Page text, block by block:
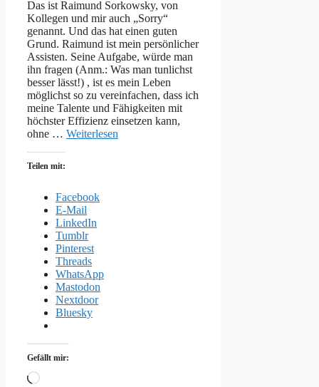
Das ist Raimund Sorkowsky, von
Kollegen und mir auch „Sorry“
genannt. Und das hat einen guten
Grund. Raimund ist mein persönlicher
Assisten. Seine Aufgabe, würde man
ihn fragen (Anm.: Was man tunlichst
besser lässt!) , ist es mein Leben
möglichst so zu vereinfachen, dass ich
meine Talente und Fähigkeiten mit
höchster Effizienz einsetzen kann,
ohne … Weiterlesen
Teilen mit:
Facebook
E-Mail
LinkedIn
Tumblr
Pinterest
Threads
WhatsApp
Mastodon
Nextdoor
Bluesky
Gefällt mir:
Wird